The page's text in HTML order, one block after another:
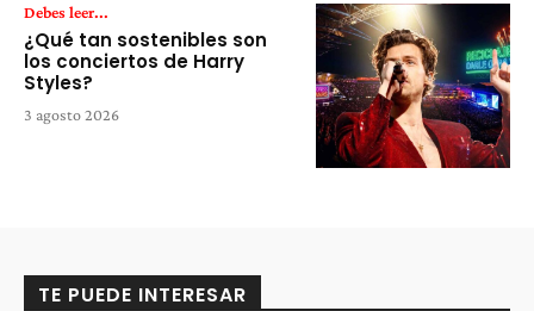
Debes leer...
¿Qué tan sostenibles son
los conciertos de Harry
Styles?
3 agosto 2026
TE PUEDE INTERESAR